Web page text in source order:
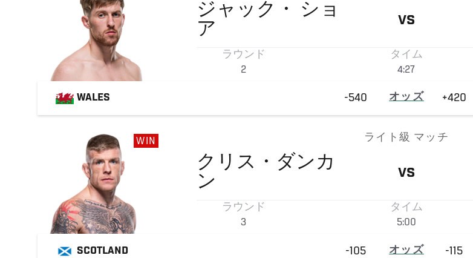
ジャック・
ショ
ア
VS
ラウンド
2
タイム
4:27
WALES -540 オッズ +420
WIN ライト級 マッチ
クリス・ダンカ
ン
VS
ラウンド
3
タイム
5:00
SCOTLAND -105 オッズ -115